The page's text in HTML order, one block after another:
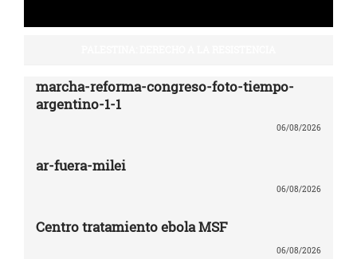
marcha-reforma-congreso-foto-tiempo-
argentino-1-1
06/08/2026
ar-fuera-milei
06/08/2026
Centro tratamiento ebola MSF
06/08/2026